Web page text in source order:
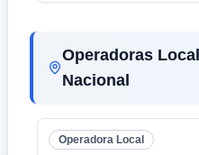
Operadoras
Nacional
Operadora Local